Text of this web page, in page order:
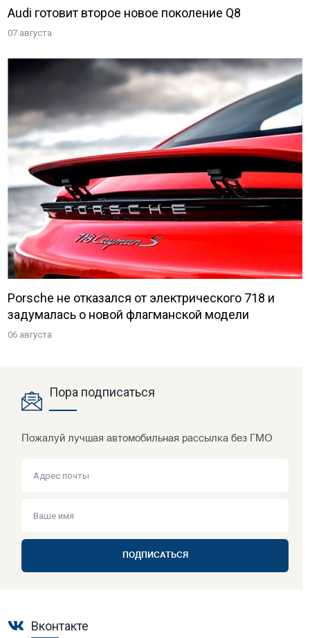
Audi готовит второе новое поколение Q8
07 августа
Porsche не отказался от электрического 718 и
задумалась о новой флагманской модели
06 августа
Пора подписаться
Пожалуй лучшая автомобильная рассылка без ГМО
ПОДПИСАТЬСЯ
Вконтакте